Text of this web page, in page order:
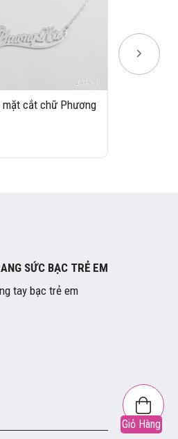
Giỏ Hàng
mặt cắt chữ Phương
SỨC BẠC TRẺ EM
tay bạc trẻ em